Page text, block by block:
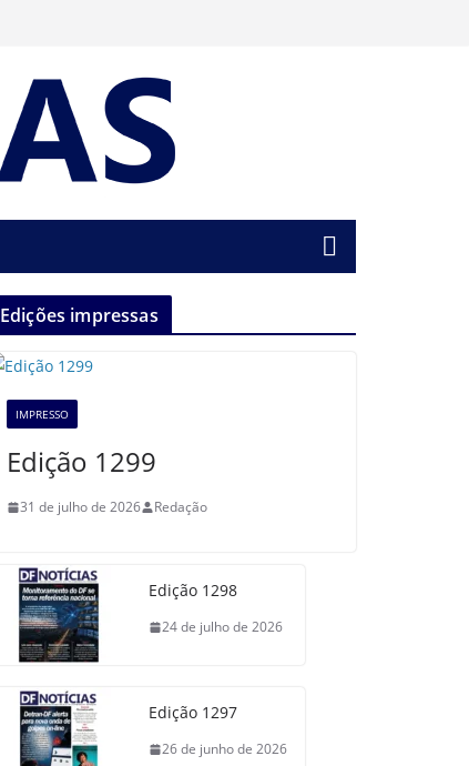
Edições impressas
IMPRESSO
Edição 1299
31 de julho de 2026 Redação
Edição 1298
24 de julho de 2026
Edição 1297
26 de junho de 2026